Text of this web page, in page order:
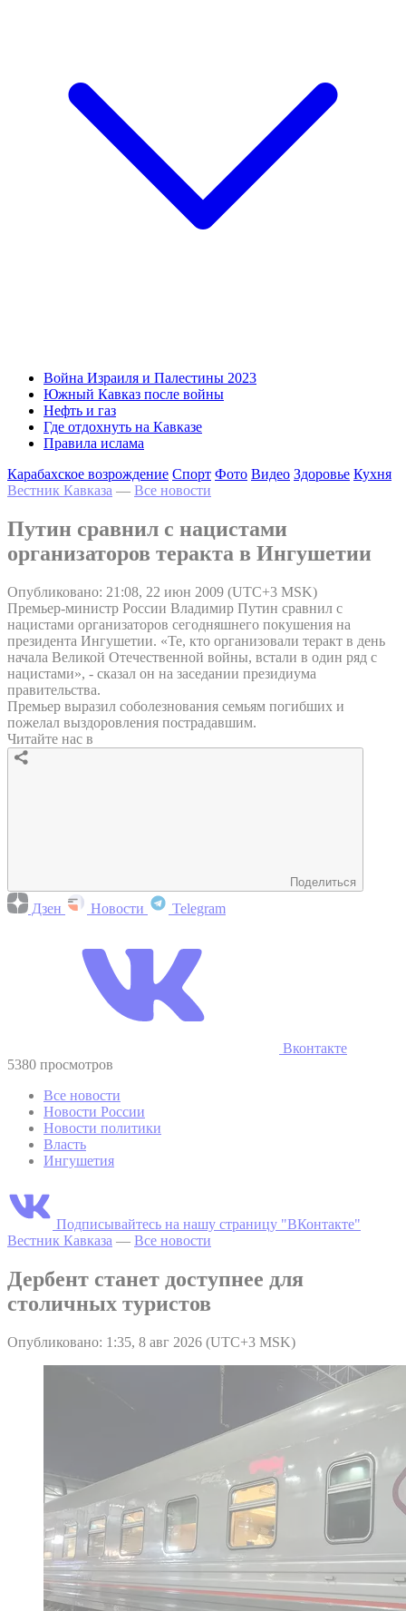
Война Израиля и Палестины 2023
Южный Кавказ после войны
Нефть и газ
Где отдохнуть на Кавказе
Правила ислама
Карабахское возрождение Спорт Фото Видео Здоровье Кухня
Вестник Кавказа — Все новости
Путин сравнил с нацистами
организаторов теракта в Ингушетии
Опубликовано: 21:08, 22 июн 2009 (UTC+3 MSK)
Премьер-министр России Владимир Путин сравнил с
нацистами организаторов сегодняшнего покушения на
президента Ингушетии. «Те, кто организовали теракт в день
начала Великой Отечественной войны, встали в один ряд с
нацистами», - сказал он на заседании президиума
правительства.
Премьер выразил соболезнования семьям погибших и
пожелал выздоровления пострадавшим.
Читайте нас в
Поделиться
Дзен Новости Telegram
Вконтакте
5380 просмотров
Все новости
Новости России
Новости политики
Власть
Ингушетия
Подписывайтесь на нашу страницу "ВКонтакте"
Вестник Кавказа — Все новости
Дербент станет доступнее для
столичных туристов
Опубликовано: 1:35, 8 авг 2026 (UTC+3 MSK)